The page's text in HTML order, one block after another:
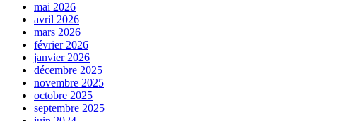
mai 2026
avril 2026
mars 2026
février 2026
janvier 2026
décembre 2025
novembre 2025
octobre 2025
septembre 2025